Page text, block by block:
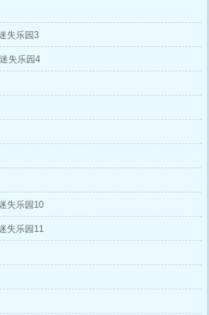
失乐园3
失乐园4
失乐园10
失乐园11